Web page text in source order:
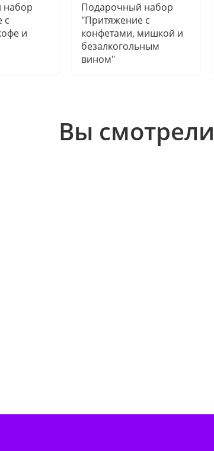
набор
с
и
Подарочный набор
"Притяжение с
конфетами, мишкой и
безалкогольным
вином"
Вы смотрели